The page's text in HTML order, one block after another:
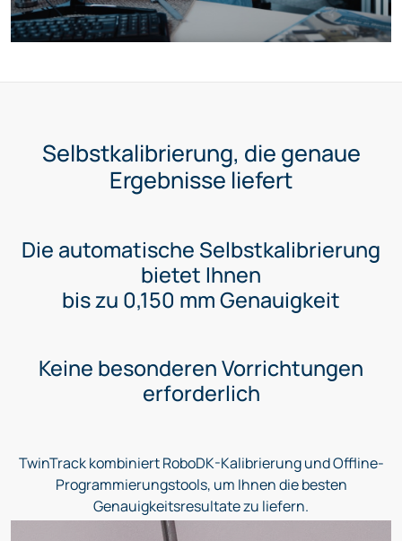
Selbstkalibrierung, die genaue
Ergebnisse liefert
Die automatische Selbstkalibrierung
bietet Ihnen
bis zu 0,150 mm Genauigkeit
Keine besonderen Vorrichtungen
erforderlich
TwinTrack kombiniert RoboDK-Kalibrierung und Offline-
Programmierungstools, um Ihnen die besten
Genauigkeitsresultate zu liefern.